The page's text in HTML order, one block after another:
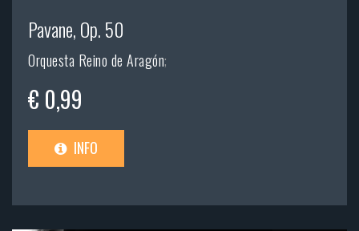
Pavane, Op. 50
Orquesta Reino de Aragón;
€ 0,99
INFO